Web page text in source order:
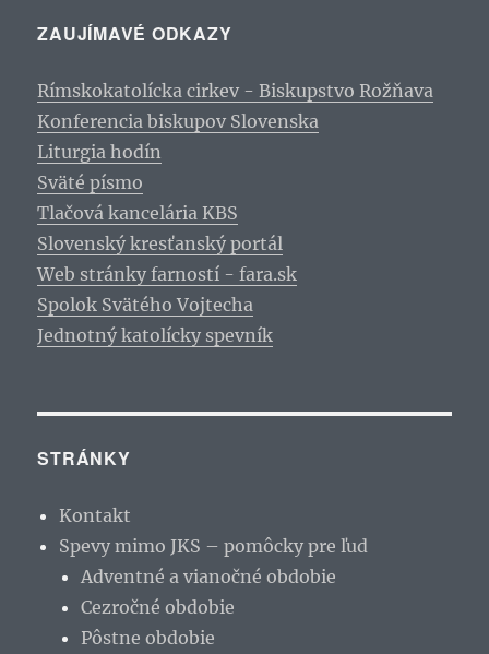
ZAUJÍMAVÉ ODKAZY
Rímskokatolícka cirkev - Biskupstvo Rožňava
Konferencia biskupov Slovenska
Liturgia hodín
Sväté písmo
Tlačová kancelária KBS
Slovenský kresťanský portál
Web stránky farností - fara.sk
Spolok Svätého Vojtecha
Jednotný katolícky spevník
STRÁNKY
Kontakt
Spevy mimo JKS – pomôcky pre ľud
Adventné a vianočné obdobie
Cezročné obdobie
Pôstne obdobie